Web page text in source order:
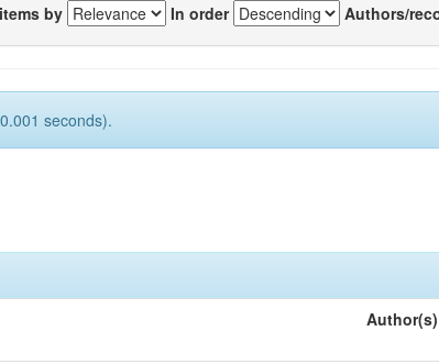
by In order Authors/
seconds).
Author(s)